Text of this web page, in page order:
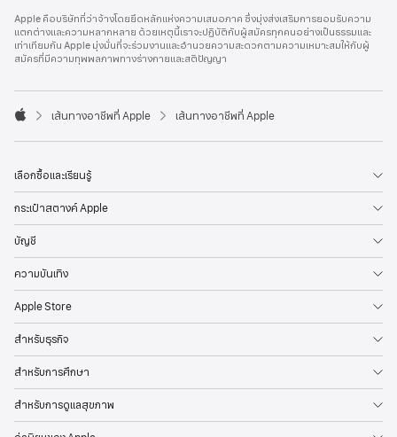
p
p
l
e
o
t
r
Apple คือบริษัทที่ว่าจ้างโดยยึดหลักแห่งความเสมอภาค ซึ่งมุ่งส่งเสริมการยอมรับความ
แตกต่างและความหลากหลาย ด้วยเหตุนี้เราจะปฏิบัติกับผู้สมัครทุกคนอย่างเป็นธรรมและ
เท่าเทียมกัน Apple มุ่งมั่นที่จะร่วมงานและอำนวยความสะดวกตามความเหมาะสมให้กับผู้
สมัครที่มีความทุพพลภาพทางร่างกายและสติปัญญา

p
l
เส้นทางอาชีพที่ Apple เส้นทางอาชีพที่ Apple
เลือกซื้อและเรียนรู้
กระเป๋าสตางค์ Apple
บัญชี
ความบันเทิง
Apple Store
สำหรับธุรกิจ
สำหรับการศึกษา
สำหรับการดูแลสุขภาพ